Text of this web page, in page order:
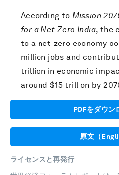
According to Mission
for a Net-Zero India, the
to a net-zero economy
million jobs and
trillion in economic
around $15 trillion by
PDFをダウン
原文（
ライセンスと再発行